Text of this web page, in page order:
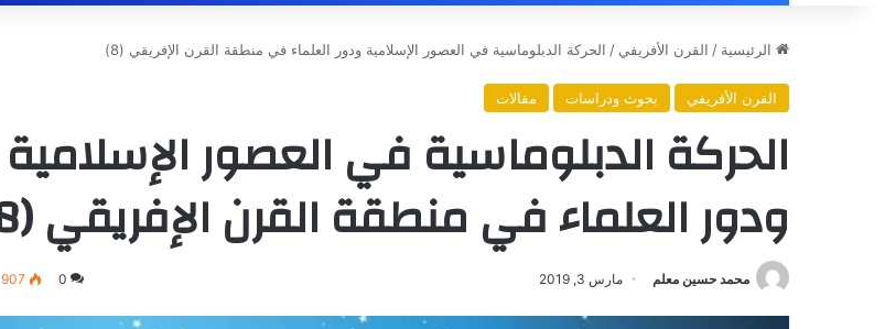
الرئيسية / القرن الأفريفي / الحركة الدبلوماسية في العصور الإسلامية ودور العلماء في منطقة القرن الإفريقي (8)
القرن الأفريفي بحوث ودراسات مقالات
الحركة الدبلوماسية في العصور الإسلامية
ودور العلماء في منطقة القرن الإفريقي (8)
محمد حسين معلم مارس 3, 2019 0
907